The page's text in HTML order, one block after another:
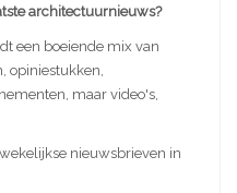
architectuurnieuws?
een boeiende mix van
opiniestukken,
maar video's,
nieuwsbrieven in